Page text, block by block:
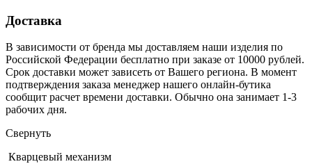
Доставка
В зависимости от бренда мы доставляем наши изделия по
Российской Федерации бесплатно при заказе от 10000 рублей.
Срок доставки может зависеть от Вашего региона. В момент
подтверждения заказа менеджер нашего онлайн-бутика
сообщит расчет времени доставки. Обычно она занимает 1-3
рабочих дня.
Свернуть
Кварцевый механизм